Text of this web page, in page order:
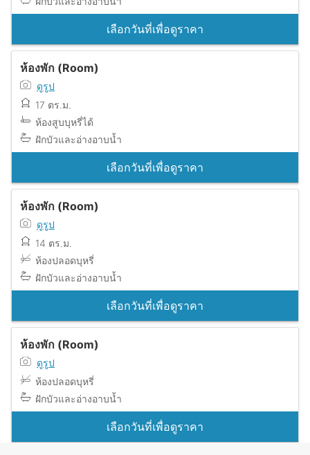
เลือกวันที่เพื่อดูราคา
ห้องพัก (Room)
ดูรูป
17 ตร.ม.
ห้องสูบบุหรี่ได้
ฝักบัวและอ่างอาบน้ำ
เลือกวันที่เพื่อดูราคา
ห้องพัก (Room)
ดูรูป
14 ตร.ม.
ห้องปลอดบุหรี่
ฝักบัวและอ่างอาบน้ำ
เลือกวันที่เพื่อดูราคา
ห้องพัก (Room)
ดูรูป
ห้องปลอดบุหรี่
ฝักบัวและอ่างอาบน้ำ
เลือกวันที่เพื่อดูราคา